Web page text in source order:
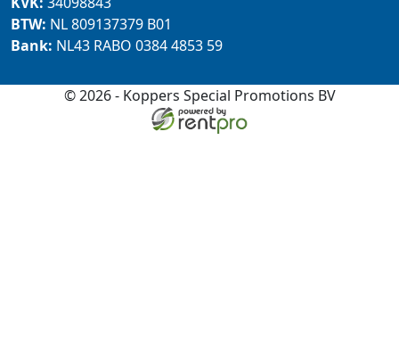
BTW: NL 809137379 B01
Bank: NL43 RABO 0384 4853 59
© 2026 - Koppers Special Promotions BV